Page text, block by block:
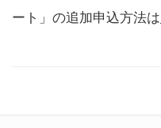
ート」の追加申込方法は